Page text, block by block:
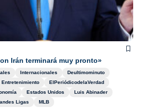
Irán terminará muy pronto»
Internacionales
Deultimominuto
Entretenimiento
ElPeriódicodelaVerdad
Estados Unidos
Luis Abinader
Ligas MLB